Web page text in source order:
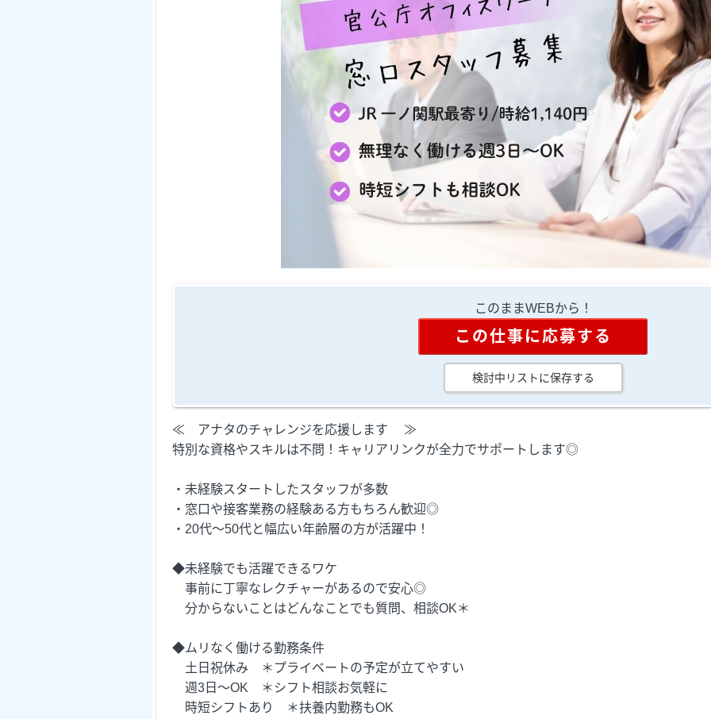
このままWEBから！
この仕事に応募する
検討中リストに保存する
≪ アナタのチャレンジを応援します ≫
特別な資格やスキルは不問！キャリアリンクが全力でサポートします◎
・未経験スタートしたスタッフが多数
・窓口や接客業務の経験ある方もちろん歓迎◎
・20代～50代と幅広い年齢層の方が活躍中！
◆未経験でも活躍できるワケ
事前に丁寧なレクチャーがあるので安心◎
分からないことはどんなことでも質問、相談OK＊
◆ムリなく働ける勤務条件
土日祝休み ＊プライベートの予定が立てやすい
週3日～OK ＊シフト相談お気軽に
時短シフトあり ＊扶養内勤務もOK